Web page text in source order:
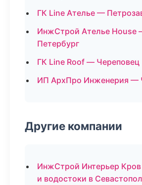
ГК Line Ателье —
ИнжСтрой Ателье House
Петербург
ГК Line Roof — Череповец
ИП АрхПро Инженерия —
Другие компании
ИнжСтрой Интерьер
и водостоки в